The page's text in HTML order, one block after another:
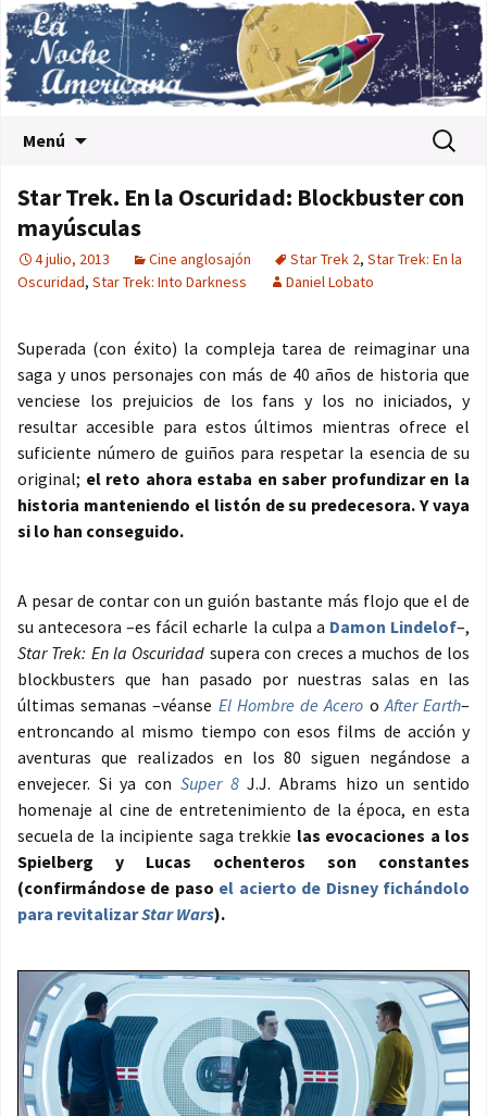
Menú Buscar:
Star Trek. En la Oscuridad: Blockbuster con
mayúsculas
4 julio, 2013 Cine anglosajón Star Trek 2, Star Trek: En la
Oscuridad, Star Trek: Into Darkness Daniel Lobato
Superada (con éxito) la compleja tarea de reimaginar una
saga y unos personajes con más de 40 años de historia que
venciese los prejuicios de los fans y los no iniciados, y
resultar accesible para estos últimos mientras ofrece el
suficiente número de guiños para respetar la esencia de su
original; el reto ahora estaba en saber profundizar en la
historia manteniendo el listón de su predecesora. Y vaya
si lo han conseguido.
A pesar de contar con un guión bastante más flojo que el de
su antecesora –es fácil echarle la culpa a Damon Lindelof–,
Star Trek: En la Oscuridad supera con creces a muchos de los
blockbusters que han pasado por nuestras salas en las
últimas semanas –véanse El Hombre de Acero oAfter Earth–
entroncando al mismo tiempo con esos films de acción y
aventuras que realizados en los 80 siguen negándose a
envejecer. Si ya con Super 8J.J. Abrams hizo un sentido
homenaje al cine de entretenimiento de la época, en esta
secuela de la incipiente saga trekkie las evocaciones a los
Spielberg y Lucas ochenteros son constantes
(confirmándose de paso el acierto de Disney fichándolo
para revitalizarStar Wars).